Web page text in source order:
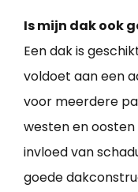
Is mijn dak ook
Een dak is
voldoet aan een
voor meerdere
westen en
invloed van
goede